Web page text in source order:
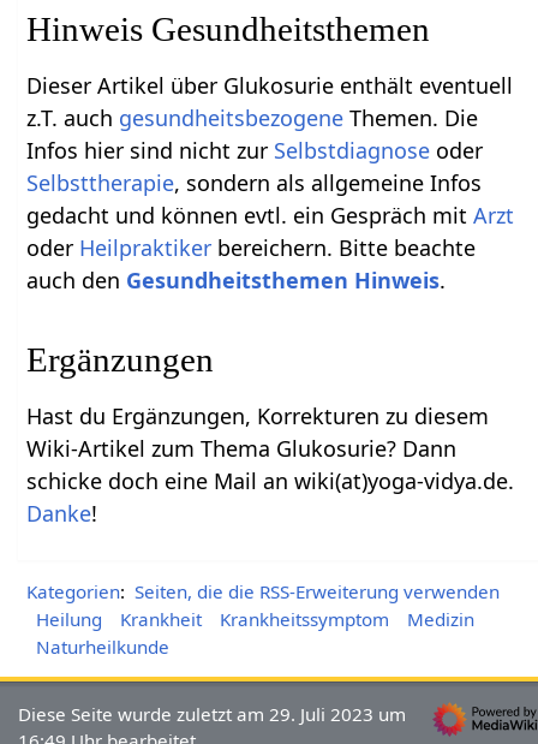
Hinweis Gesundheitsthemen
Dieser Artikel über Glukosurie enthält eventuell
z.T. auch gesundheitsbezogene Themen. Die
Infos hier sind nicht zur Selbstdiagnose oder
Selbsttherapie, sondern als allgemeine Infos
gedacht und können evtl. ein Gespräch mitArzt
oder Heilpraktiker bereichern. Bitte beachte
auch den Gesundheitsthemen Hinweis.
Ergänzungen
Hast du Ergänzungen, Korrekturen zu diesem
Wiki-Artikel zum Thema Glukosurie? Dann
schicke doch eine Mail an wiki(at)yoga-vidya.de.
Danke!
Kategorien: Seiten, die die RSS-Erweiterung verwenden
Heilung
Krankheit Krankheitssymptom
Medizin
Naturheilkunde
Diese Seite wurde zuletzt am 29. Juli 2023 um